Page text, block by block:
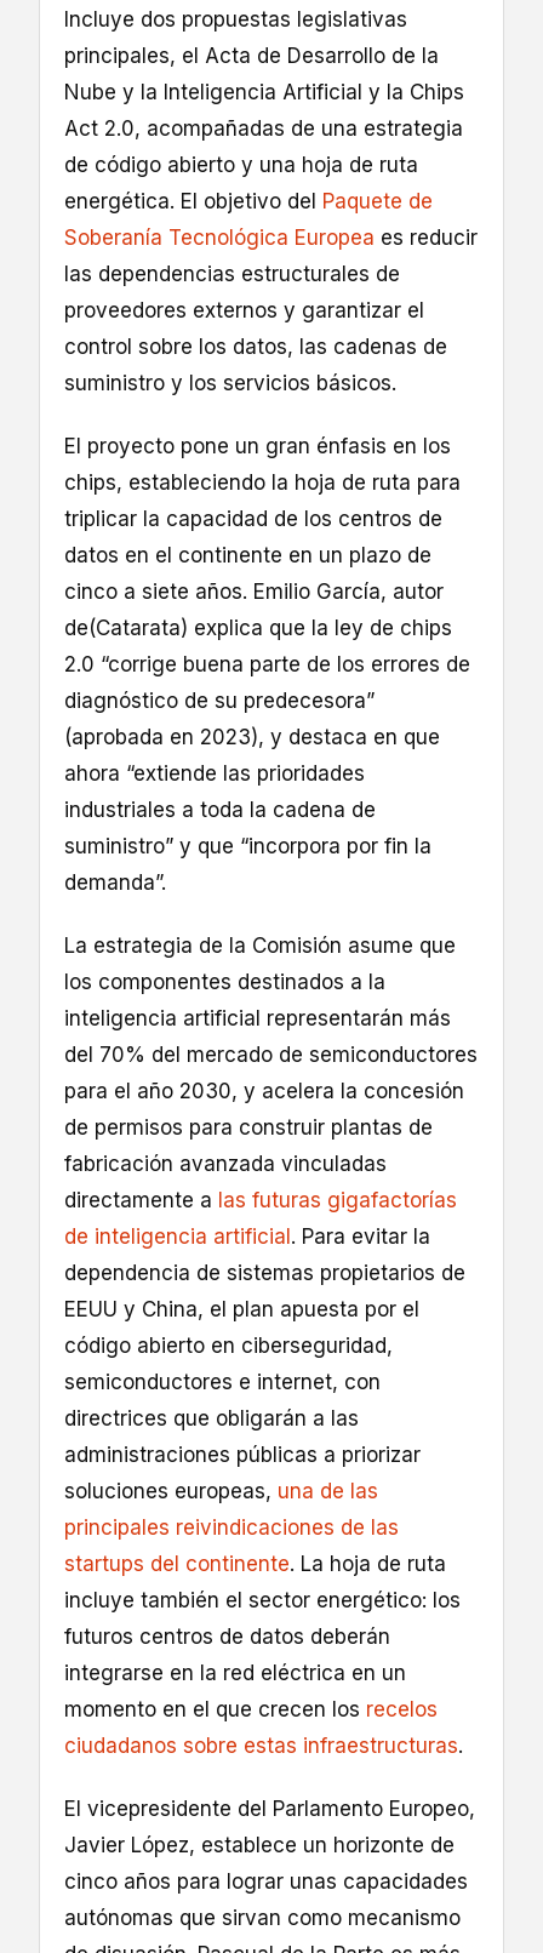
Incluye dos propuestas legislativas
principales, el Acta de Desarrollo de la
Nube y la Inteligencia Artificial y la Chips
Act 2.0, acompañadas de una estrategia
de código abierto y una hoja de ruta
energética. El objetivo del Paquete de
Soberanía Tecnológica Europea es reducir
las dependencias estructurales de
proveedores externos y garantizar el
control sobre los datos, las cadenas de
suministro y los servicios básicos.
El proyecto pone un gran énfasis en los
chips, estableciendo la hoja de ruta para
triplicar la capacidad de los centros de
datos en el continente en un plazo de
cinco a siete años. Emilio García, autor
de(Catarata) explica que la ley de chips
2.0 “corrige buena parte de los errores de
diagnóstico de su predecesora”
(aprobada en 2023), y destaca en que
ahora “extiende las prioridades
industriales a toda la cadena de
suministro” y que “incorpora por fin la
demanda”.
La estrategia de la Comisión asume que
los componentes destinados a la
inteligencia artificial representarán más
del 70% del mercado de semiconductores
para el año 2030, y acelera la concesión
de permisos para construir plantas de
fabricación avanzada vinculadas
directamente a las futuras gigafactorías
de inteligencia artificial . Para evitar la
dependencia de sistemas propietarios de
EEUU y China, el plan apuesta por el
código abierto en ciberseguridad,
semiconductores e internet, con
directrices que obligarán a las
administraciones públicas a priorizar
soluciones europeas, una de las
principales reivindicaciones de las
startups del continente. La hoja de ruta
incluye también el sector energético: los
futuros centros de datos deberán
integrarse en la red eléctrica en un
momento en el que crecen los recelos
ciudadanos sobre estas infraestructuras.
El vicepresidente del Parlamento Europeo,
Javier López, establece un horizonte de
cinco años para lograr unas capacidades
autónomas que sirvan como mecanismo